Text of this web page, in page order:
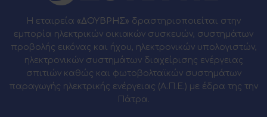
Η εταιρεία «ΔΟΥΒΡΗΣ» δραστηριοποιείται στην
εμπορία ηλεκτρικών οικιακών συσκευών, συστημάτων
προβολής εικόνας και ήχου, ηλεκτρονικών υπολογιστών,
ηλεκτρονικών συστημάτων διαχείρισης ενέργειας
σπιτιών καθώς και φωτοβολταϊκών συστημάτων
παραγωγής ηλεκτρικής ενέργειας (Α.Π.Ε.) με έδρα της την
Πάτρα.